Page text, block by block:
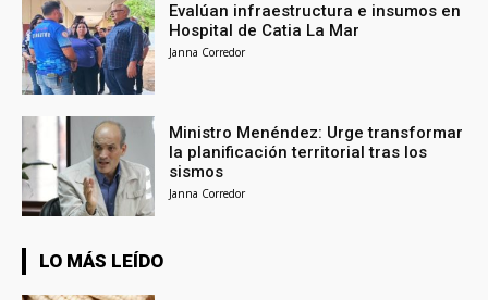
Evalúan infraestructura e insumos en
Hospital de Catia La Mar
Janna Corredor
Ministro Menéndez: Urge transformar
la planificación territorial tras los
sismos
Janna Corredor
LO MÁS LEÍDO